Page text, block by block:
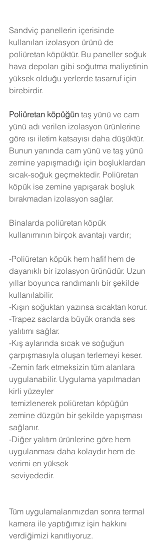
Sandviç panellerin içerisinde
kullanılan izolasyon ürünü de
poliüretan köpüktür. Bu paneller soğuk
hava depoları gibi soğutma maliyetinin
yüksek olduğu yerlerde tasarruf için
birebirdir.
Poliüretan köpüğün taş yünü ve cam
yünü adı verilen izolasyon ürünlerine
göre ısı iletim katsayısı daha düşüktür.
Bunun yanında cam yünü ve taş yünü
zemine yapışmadığı için boşluklardan
sıcak-soğuk geçmektedir. Poliüretan
köpük ise zemine yapışarak boşluk
bırakmadan izolasyon sağlar.
Binalarda poliüretan köpük
kullanımının birçok avantajı vardır;
-Poliüretan köpük hem hafif hem de
dayanıklı bir izolasyon ürünüdür. Uzun
yıllar boyunca randımanlı bir şekilde
kullanılabilir.
-Kışın soğuktan yazınsa sıcaktan korur.
-Trapez saclarda büyük oranda ses
yalıtımı sağlar.
-Kış aylarında sıcak ve soğuğun
çarpışmasıyla oluşan terlemeyi keser.
-Zemin fark etmeksizin tüm alanlara
uygulanabilir. Uygulama yapılmadan
kirli yüzeyler
zemine düzgün bir şekilde yapışması
sağlanır.
-Diğer yalıtım ürünlerine göre hem
uygulanması daha kolaydır hem de
verimi en yüksek
seviyededir.
Tüm uygulamalarımızdan sonra termal
kamera ile yaptığımız işin hakkını
verdiğimizi kanıtlıyoruz.